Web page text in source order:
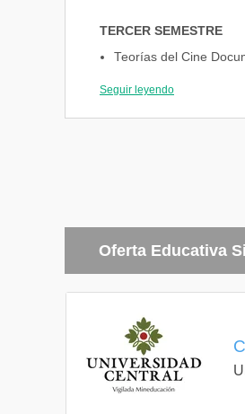
TERCER SEMESTRE
Teorías del Cine
Dirección de Actores y
Sonido
Inglés II
Estructuras Narrativas
Video Argumental
Electiva
Seguir leyendo
Oferta Educativa